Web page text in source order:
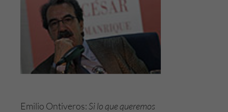
Emilio Ontiveros: Si lo que queremos